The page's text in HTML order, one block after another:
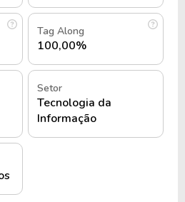
em 1999, em Joinville, Santa
uma rede
o fluxo de informações e
conectando a indústria
consumo.
enfrentou desafios
de suas soluções no
às necessidades específicas
Tag Along
100,00%
Setor
Tecnologia da
Informação